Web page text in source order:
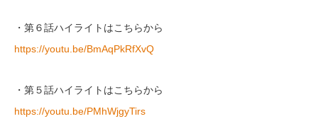
・第６話ハイライトはこちらから
https://youtu.be/BmAqPkRfXvQ
・第５話ハイライトはこちらから
https://youtu.be/PMhWjgyTirs